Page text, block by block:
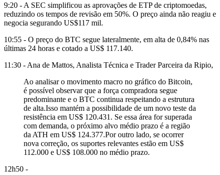
9:20 - A SEC simplificou as aprovações de ETP de criptomoedas,
reduzindo os tempos de revisão em 50%. O preço ainda não reagiu e
negocia segurando US$117 mil.
10:55 - O preço do BTC segue lateralmente, em alta de 0,84% nas
últimas 24 horas e cotado a US$ 117.140.
11:30 - Ana de Mattos, Analista Técnica e Trader Parceira da Ripio,
Ao analisar o movimento macro no gráfico do Bitcoin,
é possível observar que a força compradora segue
predominante e o BTC continua respeitando a estrutura
de alta.Isso mantém a possibilidade de um novo teste da
resistência em US$ 120.431. Se essa área for superada
com demanda, o próximo alvo médio prazo é a região
da ATH em US$ 124.377.Por outro lado, se ocorrer
nova correção, os suportes relevantes estão em US$
112.000 e US$ 108.000 no médio prazo.
12h50 -